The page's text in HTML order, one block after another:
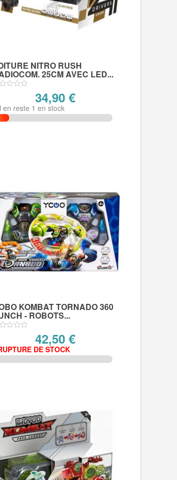
NITRO RUSH
25CM AVEC LED...
34,90 €
en reste 1 en stock
KOMBAT TORNADO 360
- ROBOTS...
42,50 €
DE STOCK